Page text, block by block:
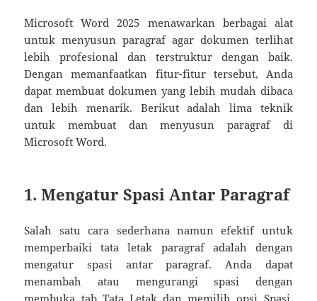
Microsoft Word 2025 menawarkan berbagai alat
untuk menyusun paragraf agar dokumen terlihat
lebih profesional dan terstruktur dengan baik.
Dengan memanfaatkan fitur-fitur tersebut, Anda
dapat membuat dokumen yang lebih mudah dibaca
dan lebih menarik. Berikut adalah lima teknik
untuk membuat dan menyusun paragraf di
Microsoft Word.
1. Mengatur Spasi Antar Paragraf
Salah satu cara sederhana namun efektif untuk
memperbaiki tata letak paragraf adalah dengan
mengatur spasi antar paragraf. Anda dapat
menambah atau mengurangi spasi dengan
membuka tab Tata Letak dan memilih opsi Spasi.